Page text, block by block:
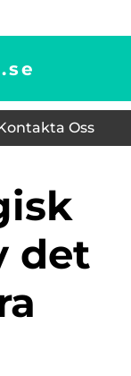
se
Oss
det